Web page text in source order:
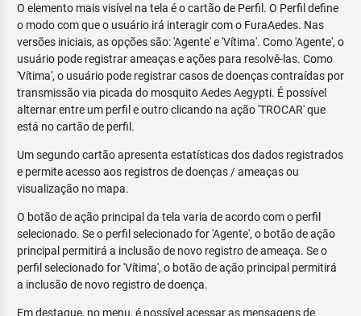
O elemento mais visível na tela é o cartão de Perfil. O Perfil define
o modo com que o usuário irá interagir com o FuraAedes. Nas
versões iniciais, as opções são: 'Agente' e 'Vítima'. Como 'Agente', o
usuário pode registrar ameaças e ações para resolvê-las. Como
'Vítima', o usuário pode registrar casos de doenças contraídas por
transmissão via picada do mosquito Aedes Aegypti. É possível
alternar entre um perfil e outro clicando na ação 'TROCAR' que
está no cartão de perfil.
Um segundo cartão apresenta estatísticas dos dados registrados
e permite acesso aos registros de doenças / ameaças ou
visualização no mapa.
O botão de ação principal da tela varia de acordo com o perfil
selecionado. Se o perfil selecionado for 'Agente', o botão de ação
principal permitirá a inclusão de novo registro de ameaça. Se o
perfil selecionado for 'Vítima', o botão de ação principal permitirá
a inclusão de novo registro de doença.
Em destaque, no menu, é possível acessar as mensagens de